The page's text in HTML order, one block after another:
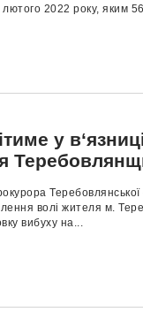
лютого 2022 року, яким
у
волі жителя м.
вибуху на...